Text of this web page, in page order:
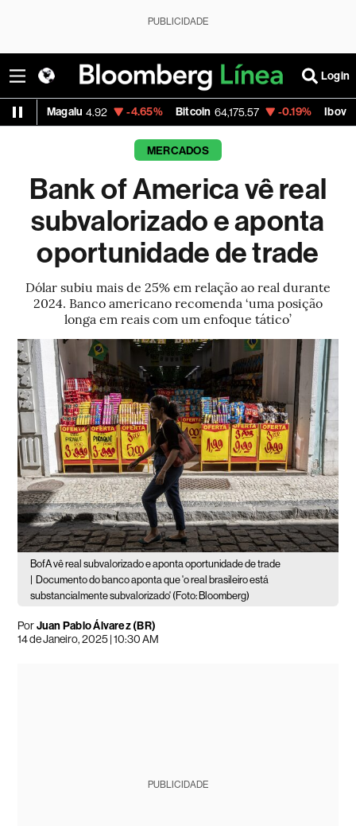
PUBLICIDADE
Login
-0.06% Petrobras PN 42.50 -1.28% Vale ON 76.31
MERCADOS
Bank of America vê real
subvalorizado e aponta
oportunidade de trade
Dólar subiu mais de 25% em relação ao real durante
2024. Banco americano recomenda ‘uma posição
longa em reais com um enfoque tático’
BofA vê real subvalorizado e aponta oportunidade de trade
Documento do banco aponta que 'o real brasileiro está
substancialmente subvalorizado' (Foto: Bloomberg)
PorJuan Pablo Álvarez (BR)
14 de Janeiro, 2025 | 10:30 AM
PUBLICIDADE